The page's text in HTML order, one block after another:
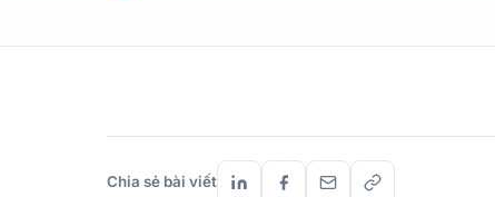
Chia sẻ bài viết